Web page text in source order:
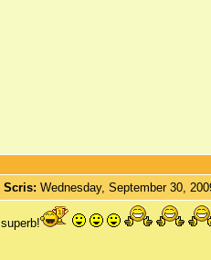
Scris:Wednesday, September 30,
superb!